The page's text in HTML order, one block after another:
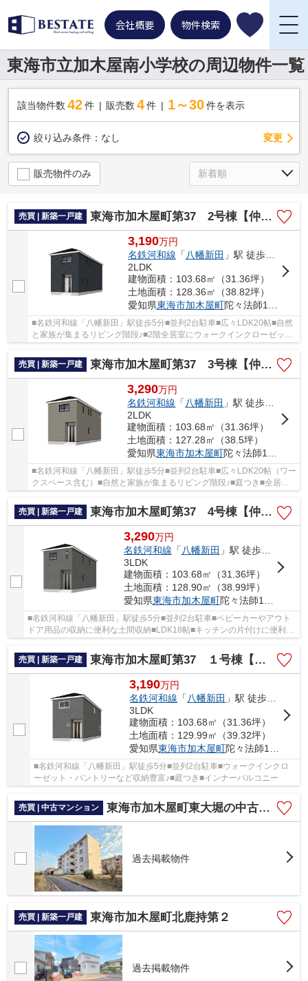
会社概要 物件検索
東海市立加木屋南小学校の周辺物件一覧
該当物件数 42件 販売数 4 件 1～30 件を表示
絞り込み条件： なし 変更
販売物件のみ
売買 | 新築一戸建 東海市加木屋町第37 2号棟【仲介手数料０円】
3,190万円
名鉄河和線 「 八幡新田 」駅 徒歩5分
2LDK
建物面積：103.68㎡（31.36坪）
土地面積：128.36㎡（38.82坪）
愛知県東海市加木屋町陀々法師14-104
■名鉄河和線「八幡新田」駅徒歩5分■並列2台駐車■広々LDK20帖■自然
と家族が集まるリビング階段♪■2階全居室にウォークインクローゼット
完備！
売買 | 新築一戸建
東海市加木屋町第37 3号棟【仲介手数料０円】
3,290万円
名鉄河和線 「八幡新田 」駅 徒歩5分
2LDK
建物面積：103.68㎡（31.36坪）
土地面積：127.28㎡（38.5坪）
愛知県東海市加木屋町陀々法師14-104
■名鉄河和線「八幡新田」駅徒歩5分■並列2台駐車■広々LDK20帖（ワー
クスペース含む）■自然と家族が集まるリビング階段♪■庭つき■全居室6
帖以上
売買 | 新築一戸建
東海市加木屋町第37 4号棟【仲介手数料０円】
3,290万円
名鉄河和線 「八幡新田 」駅 徒歩5分
3LDK
建物面積：103.68㎡（31.36坪）
土地面積：128.90㎡（38.99坪）
愛知県東海市加木屋町陀々法師14-104
■名鉄河和線「八幡新田」駅徒歩5分■並列2台駐車■ベビーカーやアウト
ドア用品の収納に便利な土間収納■LDK18帖■キッチンの片付けに便利な
売買 | 新築一戸建
東海市加木屋町第37 １号棟【仲介手数料０円】
3,190万円
名鉄河和線 「八幡新田 」駅 徒歩5分
3LDK
建物面積：103.68㎡（31.36坪）
土地面積：129.99㎡（39.32坪）
愛知県東海市加木屋町陀々法師14-104
■名鉄河和線「八幡新田」駅徒歩5分■並列2台駐車■ウォークインクロ
ーゼット・パントリーなど収納豊富♪■庭つき■インナーバルコニー
売買 | 中古マンション 東海市加木屋町東大堀の中古マンション
過去掲載物件
売買 | 新築一戸建 東海市加木屋町北鹿持第２
過去掲載物件